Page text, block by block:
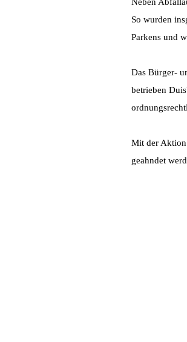
So wurden
Parkens und
Das Bürger-
betrieben
Mit der Aktion
geahndet